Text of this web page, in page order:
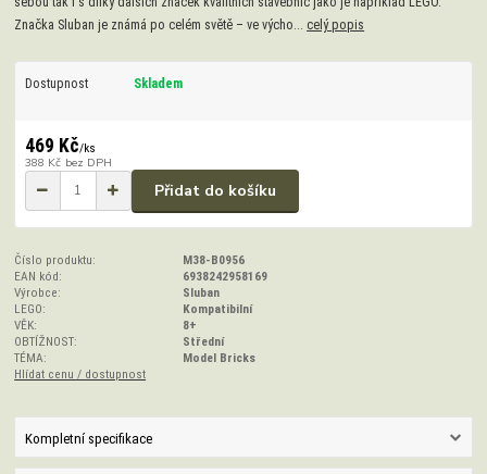
Značka Sluban je známá po celém světě – ve výcho... celý popis
Dostupnost Skladem
469 Kč/ks
388 Kč bez DPH
Přidat do košíku
Číslo produktu:
M38-B0956
EAN kód:
6938242958169
Výrobce:
Sluban
LEGO:
Kompatibilní
VĚK:
8+
OBTÍŽNOST:
Střední
TÉMA:
Model Bricks
Hlídat cenu / dostupnost
Kompletní specifikace